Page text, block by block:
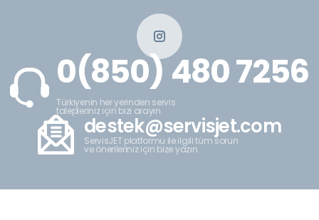
0(850) 480 7256
Türkiyenin her yerinden servis
talepleriniz için bizi arayın.
destek@servisjet.com
ServisJET platformu ile ilgili tüm sorun
ve önerileriniz için bize yazın.